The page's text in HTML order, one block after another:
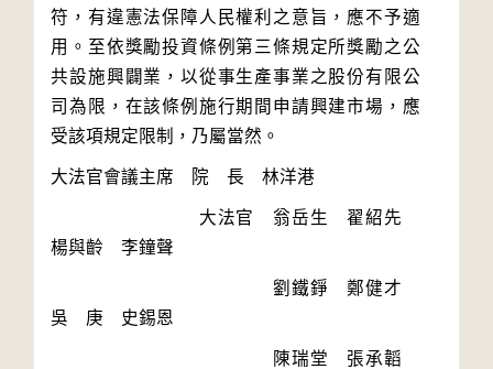
符，有違憲法保障人民權利之意旨，應不予適
用。至依獎勵投資條例第三條規定所獎勵之公
共設施興闢業，以從事生產事業之股份有限公
司為限，在該條例施行期間申請興建市場，應
大法官　翁岳生　翟紹先
劉鐵錚　鄭健才
陳瑞堂　張承韜